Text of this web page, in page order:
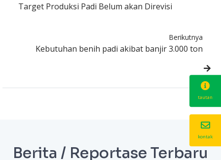
Target Produksi Padi Belum akan Direvisi
Berikutnya
Kebutuhan benih padi akibat banjir 3.000 ton
Berita / Reportase Terbaru
tautan
kontak